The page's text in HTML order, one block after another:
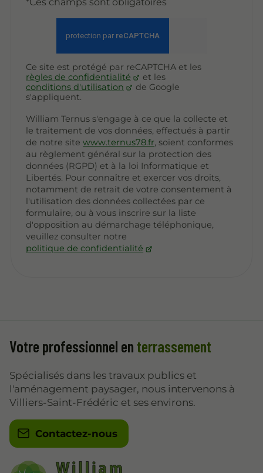
Ce site est protégé par reCAPTCHA et les
règles de confidentialité
et les
conditions d'utilisation
de Google
s'appliquent.
William Ternus s'engage à ce que la collecte et
le traitement de vos données, effectués à partir
de notre sitewww.ternus78.fr, soient conformes
au règlement général sur la protection des
données (RGPD) et à la loi Informatique et
Libertés. Pour connaître et exercer vos droits,
notamment de retrait de votre consentement à
l'utilisation des données collectées par ce
formulaire, ou à vous inscrire sur la liste
d'opposition au démarchage téléphonique,
veuillez consulter notre
politique de confidentialité
Votre professionnel en terrassement
Spécialisés dans les travaux publics et
l'aménagement paysager, nous intervenons à
Villiers-Saint-Frédéric et ses environs.
Contactez-nous